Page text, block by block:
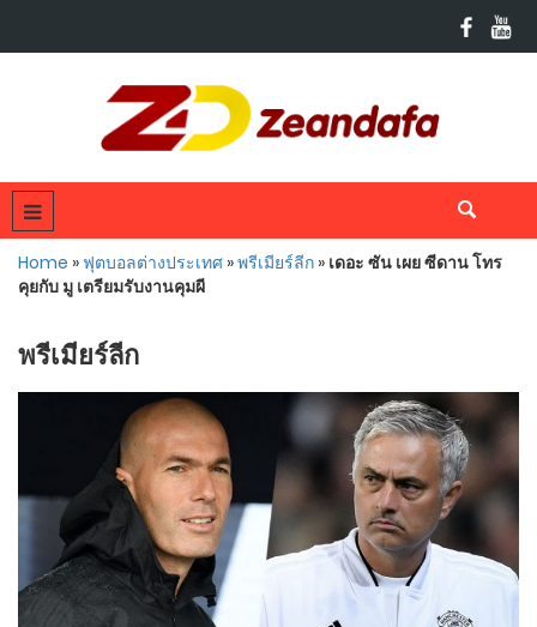
Home » ฟุตบอลต่างประเทศ »พรีเมียร์ลีก » เดอะ ซัน เผย ซีดาน โทร
คุยกับ มู เตรียมรับงานคุมผี
พรีเมียร์ลีก